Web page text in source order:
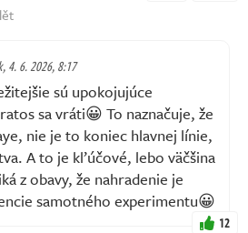
4. 6. 2026, 8:17
sú upokojujúce
sa vráti😀 To naznačuje, že
nie je to koniec hlavnej línie,
A to je kľúčové, lebo väčšina
z obavy, že nahradenie je
samotného experimentu😀
12